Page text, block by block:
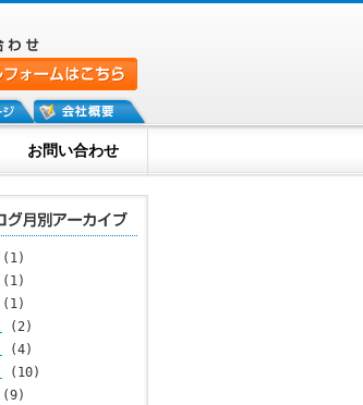
お問い合わせ
(1)
(1)
(1)
(2)
(4)
(10)
(9)